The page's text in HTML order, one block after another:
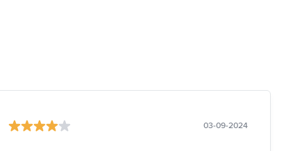
03-09-2024